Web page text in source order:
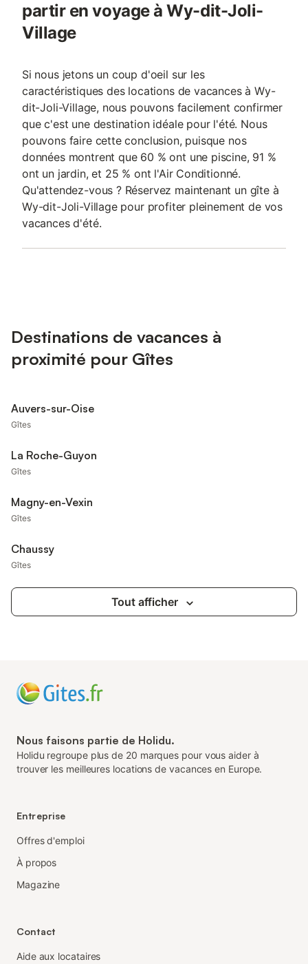
partir en voyage à Wy-dit-Joli-
Village
Si nous jetons un coup d'oeil sur les
caractéristiques des locations de vacances à Wy-
dit-Joli-Village, nous pouvons facilement confirmer
que c'est une destination idéale pour l'été. Nous
pouvons faire cette conclusion, puisque nos
données montrent que 60 % ont une piscine, 91 %
ont un jardin, et 25 % ont l'Air Conditionné.
Qu'attendez-vous ? Réservez maintenant un gîte à
Wy-dit-Joli-Village pour profiter pleinement de vos
vacances d'été.
Destinations de vacances à
proximité pour Gîtes
Auvers-sur-Oise
Gîtes
La Roche-Guyon
Gîtes
Magny-en-Vexin
Gîtes
Chaussy
Gîtes
Tout afficher
Nous faisons partie de Holidu.
Holidu regroupe plus de 20 marques pour vous aider à
trouver les meilleures locations de vacances en Europe.
Entreprise
Offres d'emploi
À propos
Magazine
Contact
Aide aux locataires